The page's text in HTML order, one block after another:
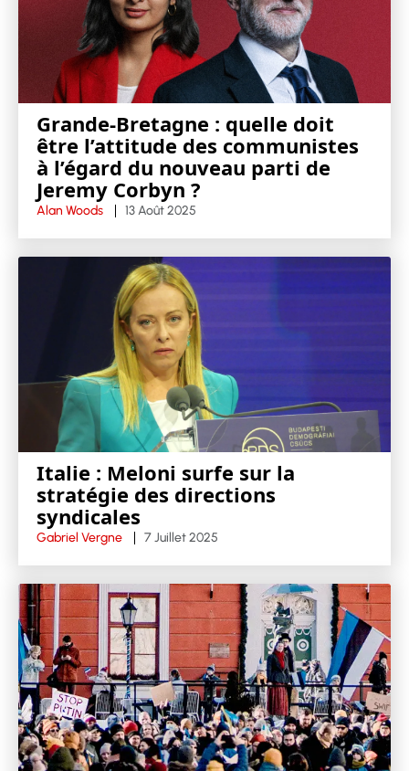
Grande-Bretagne : quelle doit
être l’attitude des communistes
à l’égard du nouveau parti de
Jeremy Corbyn ?
Alan Woods 13 Août 2025
Italie : Meloni surfe sur la
stratégie des directions
syndicales
Gabriel Vergne 7 Juillet 2025